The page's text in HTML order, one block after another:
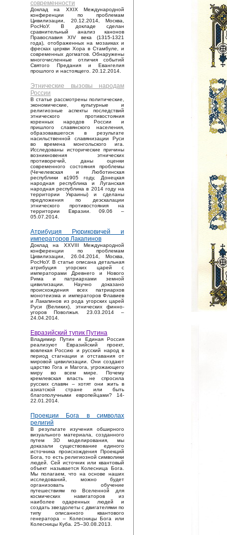
современности
Доклад на XXIX Международной
конференции по проблемам
Цивилизации, 20.12.2014, Москва,
РосНоУ. В докладе сделан
сравнительный анализ канонов
Православия XIV века (1315-1321
года), отображенных на мозаиках и
фресках церкви Хора в Стамбуле, и
современных догматов. Обнаружены
многочисленные отличия событий
Святого Предания и Евангелия
прошлого и настоящего. 20.12.2014.
Этнические вызовы народам
России
В статье рассмотрены политические,
экономические, культурные и
религиозные аспекты последствий
этнического противостояния
коренных народов России и
пришлого славянского населения,
образовавшегося в результате
насильственной славянизации Руси
во времена монгольского ига.
Исследованы исторические причины
возникновения этнических
противоречий, даны оценки
современного состояния проблемы
(Чечелевская и Люботинская
республики в1905 году, Донецкая
народная республика и Луганская
народная республика в 2014 году на
территории Украины) и сделаны
предложения по деэскалации
этнического противостояния на
территории Евразии. 09.06 –
05.07.2014.
Атрибуция Рюриковичей и
императоров Лакапинов
Доклад на XXVIII Международной
конференции по проблемам
Цивилизации, 26.04.2014, Москва,
РосНоУ. В статье описана детальная
атрибуция угорских царей с
императорами Древнего и Нового
Рима и патриархами земной
цивилизации. Научно доказано
происхождения всех патриархов
монотеизма и императоров Флавиев
и Лакапинов из рода угорских царей
Руси (Великих), этнических финно-
угоров Поволжья. 23.03.2014 –
24.04.2014.
Евразийский тупик Путина
Владимир Путин и Единая Россия
реализуют Евразийский проект,
вовлекая Россию и русский народ в
период стагнации и отставания от
мировой цивилизации. Они создают
царство Гога и Магога, угрожающего
миру во всем мире. Почему
кремлевская власть не спросила
русских славян – хотят они жить в
азиатской стране или быть
благополучными европейцами? 14-
22.01.2014.
Проекции Бога в символах
религий
В результате изучения обширного
визуального материала, созданного
путем 3D моделирования, мы
доказали существование единого
источника происхождения Проекций
Бога, то есть религиозной символики
людей. Сей источник или квантовый
объект называется Колесница Бога.
Мы полагаем, что на основе наших
исследований, можно будет
организовать обучение
путешествиям по Вселенной для
космических навигаторов из
наиболее одаренных людей и
создать звездолеты с двигателями по
типу описанного квантового
генератора – Колесницы Бога или
Колесницы Куба. 25–30.08.2013.